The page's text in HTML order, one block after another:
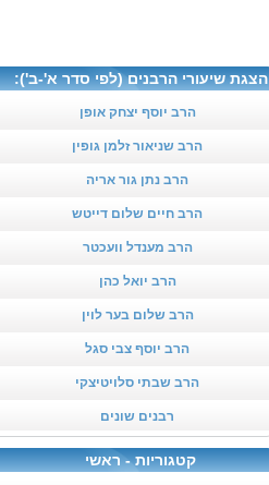
הצגת שיעורי הרבנים (לפי סדר א'-ב'):
הרב יוסף יצחק אופן
הרב שניאור זלמן גופין
הרב נתן גור אריה
הרב חיים שלום דייטש
הרב מענדל וועכטר
הרב יואל כהן
הרב שלום בער לוין
הרב יוסף צבי סגל
הרב שבתי סלויטיצקי
רבנים שונים
קטגוריות - ראשי